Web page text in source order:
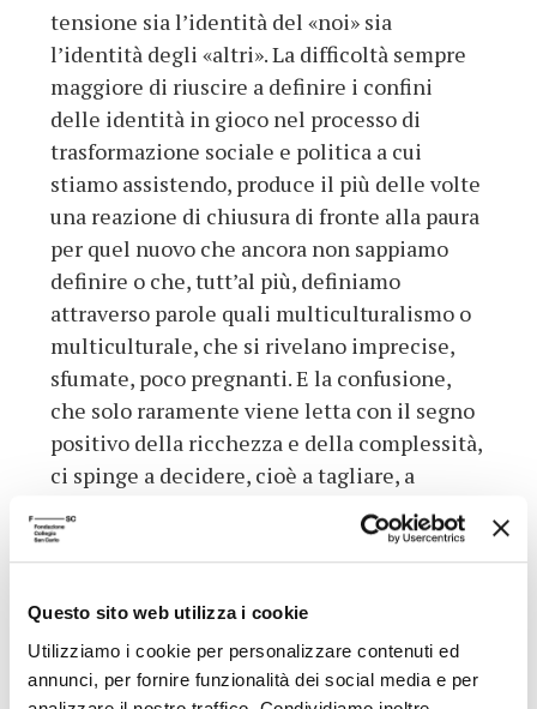
Questo sito web utilizza i cookie
Utilizziamo i cookie per personalizzare contenuti ed
annunci, per fornire funzionalità dei social media e per
tensione sia l’identità del «noi» sia
l’identità degli «altri». La difficoltà sempre
maggiore di riuscire a definire i confini
delle identità in gioco nel processo di
trasformazione sociale e politica a cui
stiamo assistendo, produce il più delle volte
una reazione di chiusura di fronte alla paura
per quel nuovo che ancora non sappiamo
definire o che, tutt’al più, definiamo
attraverso parole quali multiculturalismo o
multiculturale, che si rivelano imprecise,
sfumate, poco pregnanti. E la confusione,
che solo raramente viene letta con il segno
positivo della ricchezza e della complessità,
ci spinge a decidere, cioè a tagliare, a
dividere in due la situazione; a decidere
(noi) che cosa è giusto e che cosa è sbagliato
(degli altri). Si rivela, per l’ennesima volta,
uno dei tratti salienti del pensiero europeo-
occidentale, la sua pretesa cioè a
dimenticarsi della propria particolarità e a
farsi universale, a «colonizzare» il mondo: